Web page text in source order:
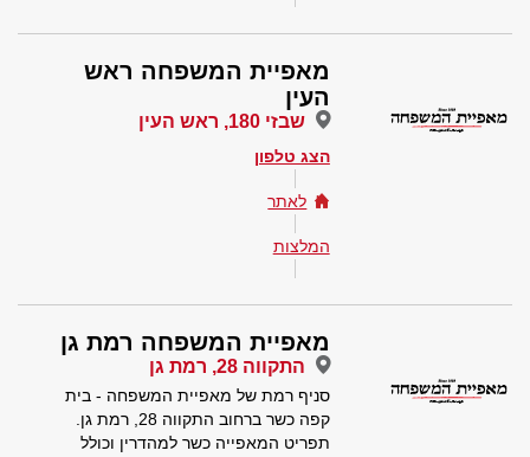
מאפיית המשפחה ראש
העין
שבזי 180, ראש העין
הצג טלפון
לאתר
המלצות
מאפיית המשפחה רמת גן
התקווה 28, רמת גן
סניף רמת של מאפיית המשפחה - בית
קפה כשר ברחוב התקווה 28, רמת גן.
תפריט המאפייה כשר למהדרין וכולל